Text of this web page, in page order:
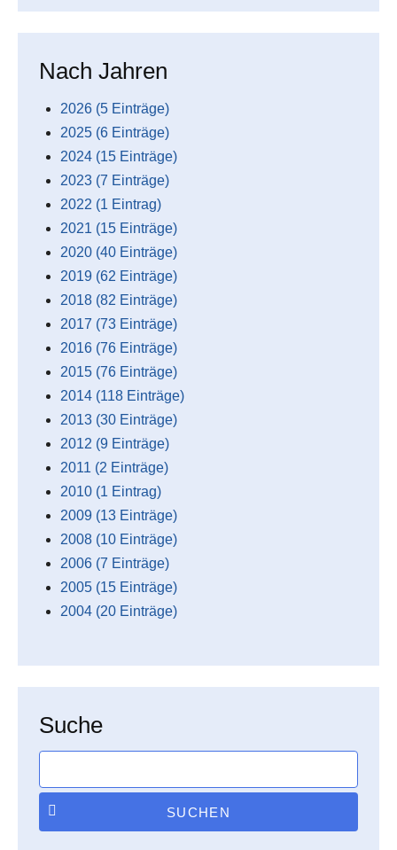
Nach Jahren
2026 (5 Einträge)
2025 (6 Einträge)
2024 (15 Einträge)
2023 (7 Einträge)
2022 (1 Eintrag)
2021 (15 Einträge)
2020 (40 Einträge)
2019 (62 Einträge)
2018 (82 Einträge)
2017 (73 Einträge)
2016 (76 Einträge)
2015 (76 Einträge)
2014 (118 Einträge)
2013 (30 Einträge)
2012 (9 Einträge)
2011 (2 Einträge)
2010 (1 Eintrag)
2009 (13 Einträge)
2008 (10 Einträge)
2006 (7 Einträge)
2005 (15 Einträge)
2004 (20 Einträge)
Suche
SUCHEN